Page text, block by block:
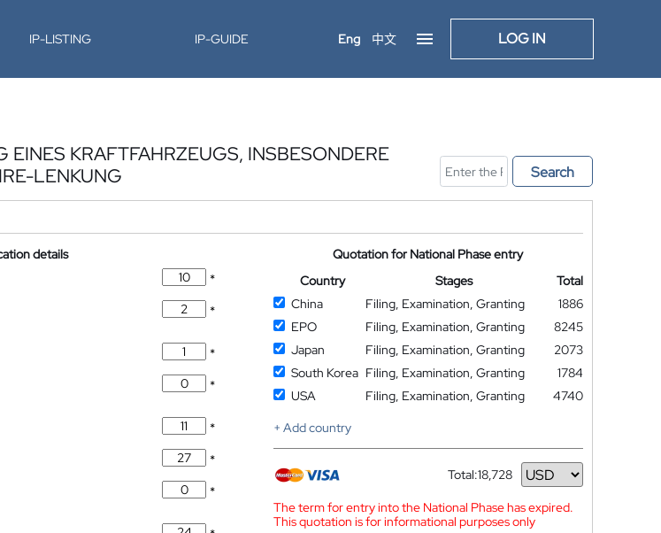
IP-LISTING IP-GUIDE Eng 中文 LOG IN
KRAFTFAHRZEUGS, INSBESONDERE
LENKUNG
Search
details
*
*
*
*
*
*
*
Quotation for National Phase entry
Country
Stages
Total
China
Filing, Examination, Granting
1886
EPO
Filing, Examination, Granting
8245
Japan
Filing, Examination, Granting
2073
South Korea Filing, Examination, Granting
1784
USA
Filing, Examination, Granting
4740
+ Add country
Total:18,728
Currency
The term for entry into the National Phase has expired.
This quotation is for informational purposes only